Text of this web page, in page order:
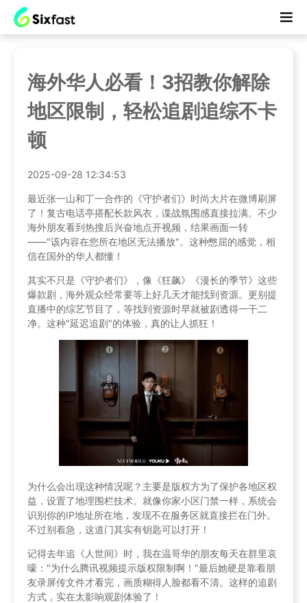
海外华人必看！3招教你解除
地区限制，轻松追剧追综不卡
顿
2025-09-28 12:34:53
最近张一山和丁一合作的《守护者们》时尚大片在微博刷屏
了！复古电话亭搭配长款风衣，谍战氛围感直接拉满。不少
海外朋友看到热搜后兴奋地点开视频，结果画面一转
——"该内容在您所在地区无法播放"。这种憋屈的感觉，相
信在国外的华人都懂！
其实不只是《守护者们》，像《狂飙》《漫长的季节》这些
爆款剧，海外观众经常要等上好几天才能找到资源。更别提
直播中的综艺节目了，等找到资源时早就被剧透得一干二
净。这种"延迟追剧"的体验，真的让人抓狂！
为什么会出现这种情况呢？主要是版权方为了保护各地区权
益，设置了地理围栏技术。就像你家小区门禁一样，系统会
识别你的IP地址所在地，发现不在服务区就直接拦在门外。
不过别着急，这道门其实有钥匙可以打开！
记得去年追《人世间》时，我在温哥华的朋友每天在群里哀
嚎："为什么腾讯视频提示版权限制啊！"最后她硬是靠着朋
友录屏传文件才看完，画质糊得人脸都看不清。这样的追剧
方式，实在太影响观剧体验了！